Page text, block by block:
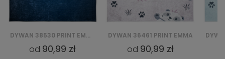
DYWAN 38530 PRINT EMMA
od 90,99 zł
DYWAN 36461 PRINT EMMA
od 90,99 zł